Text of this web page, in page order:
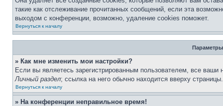
такие как отслеживание прочитанных сообщений, если эта
выходом с конференции, возможно, удаление cookies поможет.
Вернуться к началу
Параметры
» Как мне изменить мои настройки?
Если вы являетесь зарегистрированным пользователем, все
Личный раздел; ссылка на него обычно находится вверху
Вернуться к началу
» На конференции неправильное время!